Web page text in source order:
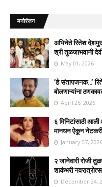
मनोरंजन
अभिनेते रितेश
श्री तुळजाभवानी
May 01, 2026
‘हे संतापजनक…’
बोलणाऱ्यांना
April 26, 2026
६ मिनिटांसाठी
मानधन ऐकून
January 07, 2026
२ जानेवारी रोजी
शाकंभरी
December 24,